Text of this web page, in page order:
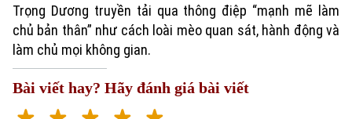
Trọng Dương truyền tải qua thông điệp “mạnh mẽ làm
chủ bản thân” như cách loài mèo quan sát, hành động và
làm chủ mọi không gian.
Bài viết hay? Hãy đánh giá bài viết